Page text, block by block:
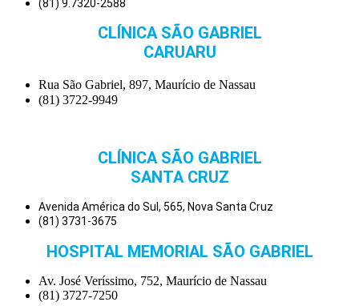
(81) 9.7320-2588
CLÍNICA SÃO GABRIEL
CARUARU
Rua São Gabriel, 897, Maurício de Nassau
(81) 3722-9949
CLÍNICA SÃO GABRIEL
SANTA CRUZ
Avenida América do Sul, 565, Nova Santa Cruz
(81) 3731-3675
HOSPITAL MEMORIAL SÃO GABRIEL
Av. José Veríssimo, 752, Maurício de Nassau
(81) 3727-7250